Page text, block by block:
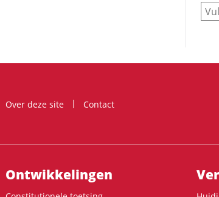
Over deze site
Contact
Ontwikke­lingen